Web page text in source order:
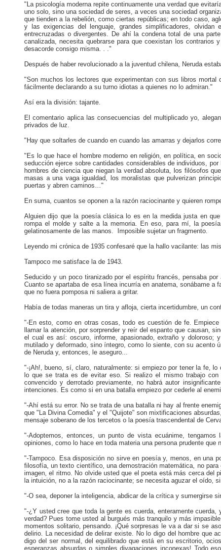
"La psicología moderna repite continuamente una verdad que
uno solo, sino una sociedad de seres, a veces una sociedad
que tienden a la rebelión, como ciertas repúblicas; en todo caso,
y las exigencias del lenguaje, grandes simplificadores,
entrecruzadas o divergentes. De ahí la condena total de una
canalizada, necesita quebrarse para que coexistan los
desacorde consigo misma. . ."
Después de haber revolucionado a la juventud chilena, Neruda
"Son muchos los lectores que experimentan con sus libros
fácilmente declarando a su turno idiotas a quienes no lo admiran."
Así era la división: tajante.
El comentario aplica las consecuencias del multiplicado yo,
privados de luz.
"Hay que soltarles de cuando en cuando las amarras y dejarlos
"Es lo que hace el hombre moderno en religión, en política, en
seducción ejerce sobre cantidades considerables de individuos,
hombres de ciencia que niegan la verdad absoluta, los filósofos
masas a una vaga igualdad, los moralistas que pulverizan
puertas y abren caminos…"
En suma, cuantos se oponen a la razón raciocinante y quieren
Alguien dijo que la poesía clásica lo es en la medida justa en
rompa el molde y salte a la memoria. En eso, para mí, la
gelatinosamente de las manos. Imposible sujetar un fragmento.
Leyendo mi crónica de 1935 confesaré que la hallo vacilante: las
Tampoco me satisface la de 1943.
Seducido y un poco tiranizado por el espíritu francés, pensaba
Cuanto se apartaba de esa línea incurría en anatema, sonábame
que no fuera pomposa ni saliera a gritar.
Había de todas maneras un tira y afloja, cierta incertidumbre, un
"-En esto, como en otras cosas, todo es cuestión de fe.
llamar la atención, por sorprender y reír del espanto que causan,
el cual es así: oscuro, informe, apasionado, extraño y doloroso;
mutilado y deformado, sino íntegro, como lo siente, con su acento
de Neruda y, entonces, le aseguro...
"-¡Ah!, bueno, sí, claro, naturalmente: si empiezo por tener la fe,
lo que se trata es de evitar eso. Si realizo el mismo trabajo con
convencido y derrotado previamente, no habrá autor
intenciones. Es como si en una batalla empiezo por cederle al
"-Ahí está su error. No se trata de una batalla ni hay al frente
que "La Divina Comedia" y el "Quijote" son mixtificaciones
mensaje soberano de los tercetos o la poesía trascendental de
"-Adoptemos, entonces, un punto de vista ecuánime,
opiniones, como lo hace en toda materia una persona prudente que
"-Tampoco. Esa disposición no sirve en poesía y, menos, en una
filosofía, un texto científico, una demostración matemática, no
imagen, el ritmo. No olvide usted que el poeta está más cerca del
la intuición, no a la razón raciocinante; se necesita aguzar el oído,
"-O sea, deponer la inteligencia, abdicar de la crítica y sumergirse
"-¿Y usted cree que toda la gente es cuerda, enteramente
verdad? Pues tome usted al burgués más tranquilo y más
momentos solitario, pensando. ¡Qué sorpresas le va a dar si se
delirio. La necesidad de delirar existe. No lo digo del hombre que
digo del ser normal, del equilibrado que está en su escritorio,
esperanzas absurdas o simples divagaciones inconexas! Todo